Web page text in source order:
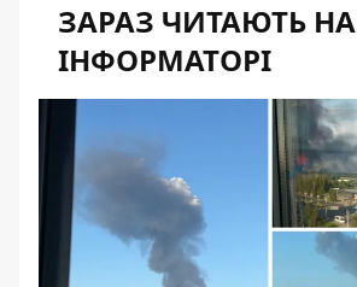
ЗАРАЗ ЧИТАЮТЬ НА
ІНФОРМАТОРІ